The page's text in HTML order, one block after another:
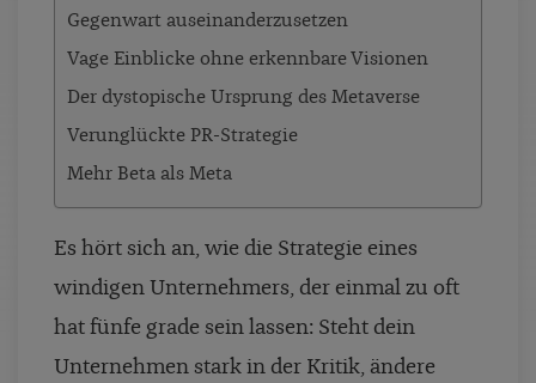
Gegenwart auseinanderzusetzen
Vage Einblicke ohne erkennbare Visionen
Der dystopische Ursprung des Metaverse
Verunglückte PR-Strategie
Mehr Beta als Meta
Es hört sich an, wie die Strategie eines
windigen Unternehmers, der einmal zu oft
hat fünfe grade sein lassen: Steht dein
Unternehmen stark in der Kritik, ändere